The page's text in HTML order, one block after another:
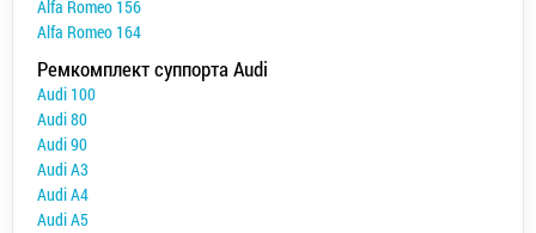
Alfa Romeo 156
Alfa Romeo 164
Ремкомплект суппорта Audi
Audi 100
Audi 80
Audi 90
Audi A3
Audi A4
Audi A5